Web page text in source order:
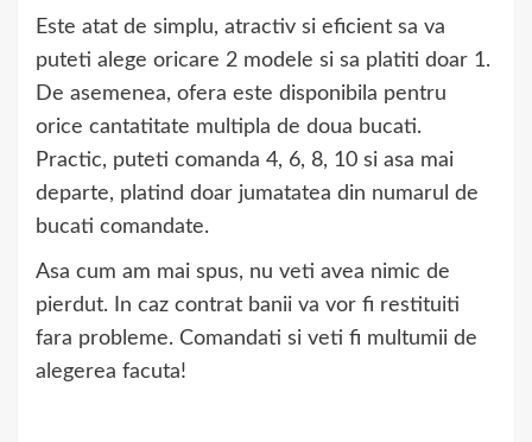
Este atat de simplu, atractiv si eficient sa va
puteti alege oricare 2 modele si sa platiti doar 1.
De asemenea, ofera este disponibila pentru
orice cantatitate multipla de doua bucati.
Practic, puteti comanda 4, 6, 8, 10 si asa mai
departe, platind doar jumatatea din numarul de
bucati comandate.
Asa cum am mai spus, nu veti avea nimic de
pierdut. In caz contrat banii va vor fi restituiti
fara probleme. Comandati si veti fi multumii de
alegerea facuta!